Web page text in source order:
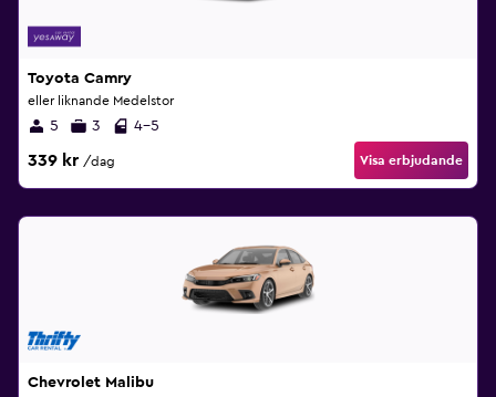
Toyota Camry
eller liknande Medelstor
5 3 4-5
339 kr /dag Visa erbjudande
Chevrolet Malibu